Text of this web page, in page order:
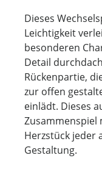
Dieses
Leichtigkeit
besonderen
Detail
Rückenpartie,
zur offen
einlädt. Dieses
Zusammenspiel
Herzstück jeder
Gestaltung.